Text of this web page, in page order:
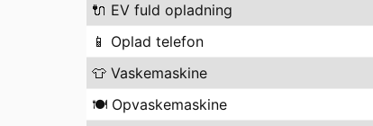
🔌 EV fuld opladning
📱 Oplad telefon
👕 Vaskemaskine
🍽️ Opvaskemaskine